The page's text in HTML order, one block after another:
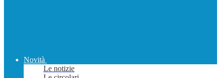
Novità
Le notizie